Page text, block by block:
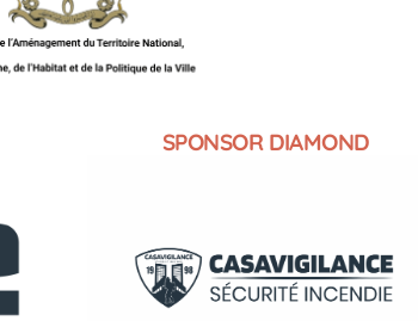
SPONSOR DIAMOND